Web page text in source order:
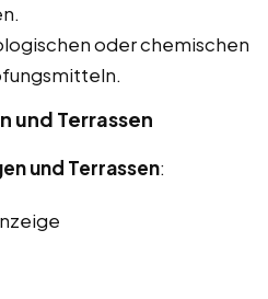
oder chemischen
und Terrassen
und Terrassen: